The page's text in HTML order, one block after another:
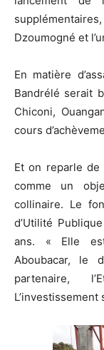
Dzoumogné et
En matière
Bandrélé serait
Chiconi,
cours
Et on reparle
comme un
collinaire. Le
d’Utilité
ans. « Elle
Aboubacar, le
partenaire,
L’investissement